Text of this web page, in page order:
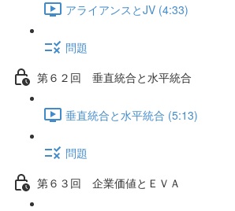
アライアンスとJV (4:33)
問題
第６２回 垂直統合と水平統合
垂直統合と水平統合 (5:13)
問題
第６３回 企業価値とＥＶＡ